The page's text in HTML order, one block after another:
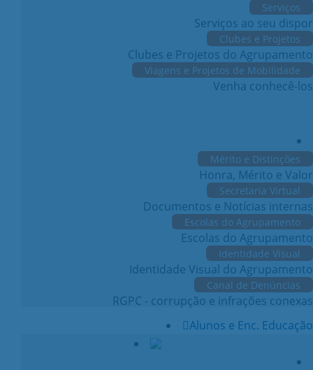
Serviços
Serviços ao seu dispor
Clubes e Projetos
Clubes e Projetos do Agrupamento
Viagens e Projetos de Mobilidade
Venha conhecê-los
Mérito e Distinções
Honra, Mérito e Valor
Secretaria Virtual
Documentos e Notícias internas
Escolas do Agrupamento
Escolas do Agrupamento
Identidade Visual
Identidade Visual do Agrupamento
Canal de Denúncias
RGPC - corrupção e infrações conexas
Alunos e Enc. Educação